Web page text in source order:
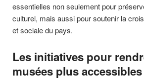
essentielles non seulement pour
culturel, mais aussi pour soutenir la
et sociale du pays.
Les initiatives pour
musées plus accessibles